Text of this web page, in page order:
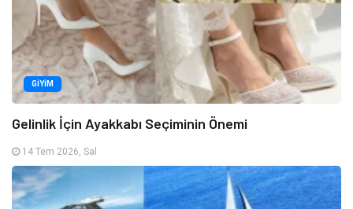
GIYIM
Gelinlik İçin Ayakkabı Seçiminin Önemi
14 Tem 2026, Sal